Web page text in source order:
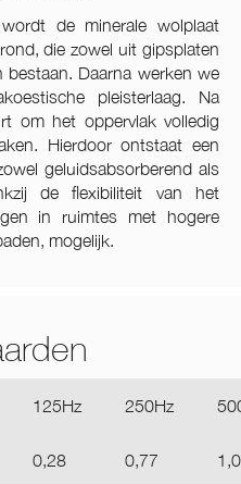
de minerale wolplaat
die zowel uit gipsplaten
Daarna werken we
pleisterlaag. Na
om het oppervlak volledig
Hierdoor ontstaat een
geluidsabsorberend als
de flexibiliteit van het
in ruimtes met hogere
mogelijk.
125Hz 250Hz
0,28 0,77